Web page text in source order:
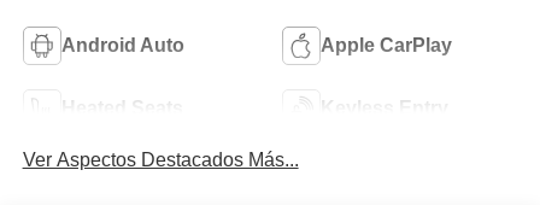
Android Auto Apple CarPlay
Heated Seats Keyless Entry
Ver Aspectos Destacados Más...